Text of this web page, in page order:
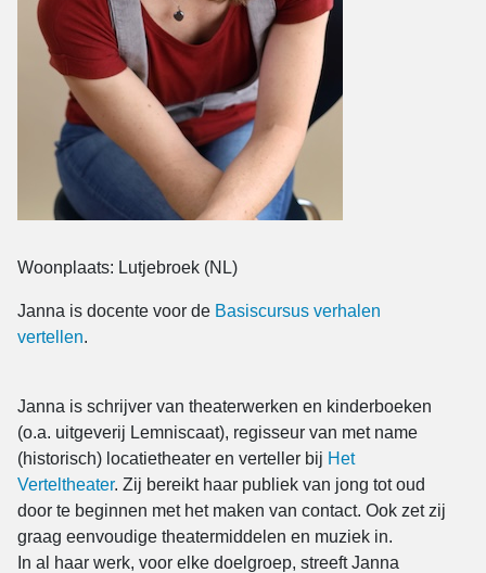
Woonplaats: Lutjebroek (NL)
Janna is docente voor de Basiscursus verhalen
vertellen.
Janna is schrijver van theaterwerken en kinderboeken
(o.a. uitgeverij Lemniscaat), regisseur van met name
(historisch) locatietheater en verteller bij Het
Verteltheater. Zij bereikt haar publiek van jong tot oud
door te beginnen met het maken van contact. Ook zet zij
graag eenvoudige theatermiddelen en muziek in.
In al haar werk, voor elke doelgroep, streeft Janna